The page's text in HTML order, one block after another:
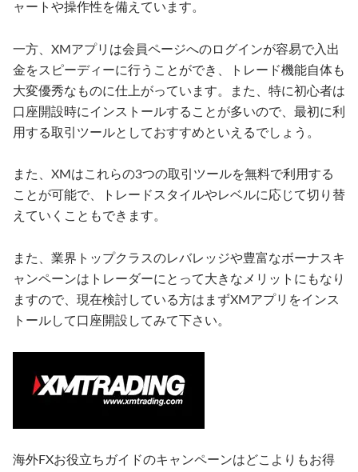
ャートや操作性を備えています。
一方、XMアプリは会員ページへのログインが容易で入出
金をスピーディーに行うことができ、トレード機能自体も
大変優秀なものに仕上がっています。また、特に初心者は
口座開設時にインストールすることが多いので、最初に利
用する取引ツールとしておすすめといえるでしょう。
また、XMはこれらの3つの取引ツールを無料で利用する
ことが可能で、トレードスタイルやレベルに応じて切り替
えていくこともできます。
また、業界トップクラスのレバレッジや豊富なボーナスキ
ャンペーンはトレーダーにとって大きなメリットにもなり
ますので、現在検討している方はまずXMアプリをインス
トールして口座開設してみて下さい。
海外FXお役立ちガイドのキャンペーンはどこよりもお得